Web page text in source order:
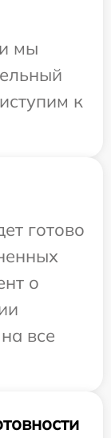
мы
к
готово
о
все